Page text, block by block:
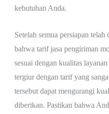
kebutuhan Anda.
Setelah semua persiapan
bahwa tarif jasa pengiriman
sesuai dengan kualitas
tergiur dengan tarif yang
tersebut dapat mengurangi
diberikan. Pastikan bahwa